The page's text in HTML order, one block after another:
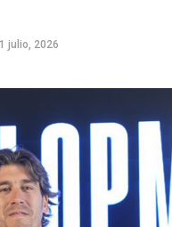
julio, 2026